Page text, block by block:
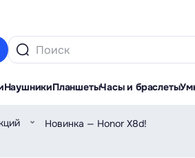
НаушникиПланшетыЧасы и браслеты
Новинка — Honor X8d!